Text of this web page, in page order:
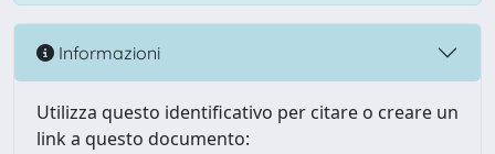
Informazioni
Utilizza questo identificativo per citare o creare un
link a questo documento: